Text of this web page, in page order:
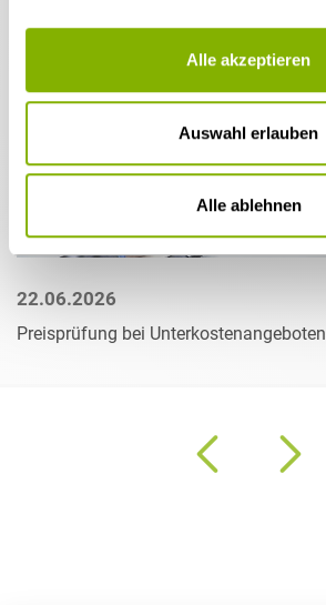
Alle akzeptieren
Auswahl erlauben
Alle ablehnen
22.06.2026
Preisprüfung bei Unterkostenangeboten